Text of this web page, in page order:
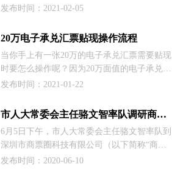
贷投放火爆导致信贷规模吃紧，叠加票据承兑
月利率一路上扬，至月末企稳，月内波动幅度
达80bp左右。
发布时间：2021-02-05
20万电子承兑汇票贴现操作流程
当你手上有一张20万的电子承兑汇票需要贴现
时要怎么操作呢？因为20万面值的电子承兑汇
票不大不小，去银行是很难做贴现的，因此就
子承兑汇票贴现操作流程，这里商票圈平台就
为大家做详细介绍，希望可以帮助到大家。
发布时间：2021-01-22
市人大常委会主任骆文智率队调研商票圈，强调加大金融创新缓解企业融资难题
6月5日下午，市人大常委会主任骆文智率队到
深圳市商票圈科技有限公司（以下简称“商票
圈”）调研我市商票供应链金融发展情况。
发布时间：2020-06-10